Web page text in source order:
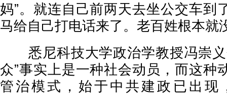
妈”。就连自己前两天去坐公交车到
马给自己打电话来了。老百姓根本就
悉尼科技大学政治学教授冯崇义
众”事实上是一种社会动员，而这种
管治模式，始于中共建政已出现